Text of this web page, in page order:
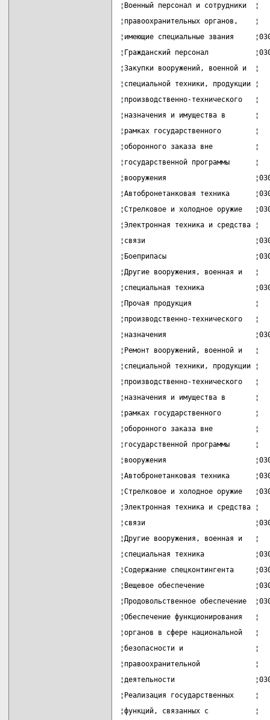
¦Военный персонал и
¦правоохранительных
¦имеющие специальные звания
¦Гражданский персонал
¦Закупки вооружений,
¦специальной техники,
¦производственно-
¦назначения и имущества в
¦рамках государственного
¦оборонного заказа вне
¦государственной
¦вооружения
¦Автобронетанковая техника
¦Стрелковое и холодное оружие
¦Электронная техника и
¦связи
¦Боеприпасы
¦Другие вооружения,
¦специальная техника
¦Прочая продукция
¦производственно-
¦назначения
¦Ремонт вооружений,
¦специальной техники,
¦производственно-
¦назначения и имущества в
¦рамках государственного
¦оборонного заказа вне
¦государственной
¦вооружения
¦Автобронетанковая техника
¦Стрелковое и холодное оружие
¦Электронная техника и
¦связи
¦Другие вооружения,
¦специальная техника
¦Содержание спецконтингента
¦Вещевое обеспечение
¦Продовольственное обеспечение
¦Обеспечение
¦органов в сфере
¦безопасности и
¦правоохранительной
¦деятельности
¦Реализация
¦функций, связанных с